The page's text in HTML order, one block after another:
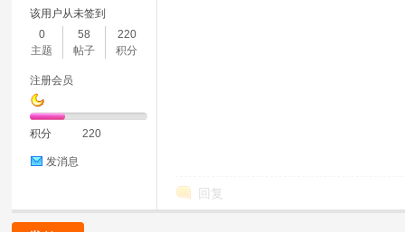
该用户从未签到
0
主题
58
帖子
220
积分
注册会员
积分 220
发消息
回复